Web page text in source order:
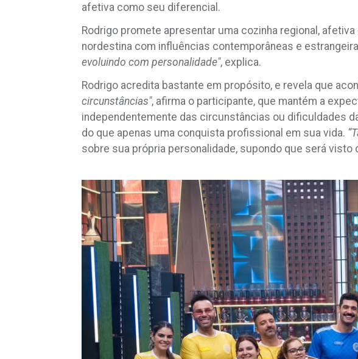
afetiva como seu diferencial.
Rodrigo promete apresentar uma cozinha regional,
nordestina com influências contemporâneas e
evoluindo com personalidade", explica.
Rodrigo acredita bastante em propósito, e revela que
circunstâncias", afirma o participante, que mantém a
independentemente das circunstâncias ou dificuldades
do que apenas uma conquista profissional em sua vida.
sobre sua própria personalidade, supondo que será visto